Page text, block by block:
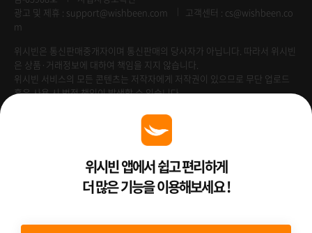
광고 및 제휴 : support@wishbeen.com
고객센터 : cs@wishbeen.co
m
위시빈은 통신판매중개자이며 통신판매의 당사자가 아닙니다. 따라서 위시빈
은 상품·거래정보에 대하여 책임을 지지 않습니다.
위시빈 서비스의 모든 콘텐츠는 저작자에게 저작권이 있으므로 무단 업로드
혹은 사용 시 법적 책임이 발생할 수 있습니다.
Venture Enterprise위시빈 앱에서 쉽고 편리하게
더 많은 기능을 이용해보세요 !